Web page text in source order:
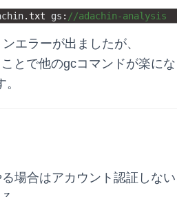
. txt gs : //adachin-analysis
エラーが出ましたが、
とで他のgcコマンドが楽に
る場合はアカウント認証しな